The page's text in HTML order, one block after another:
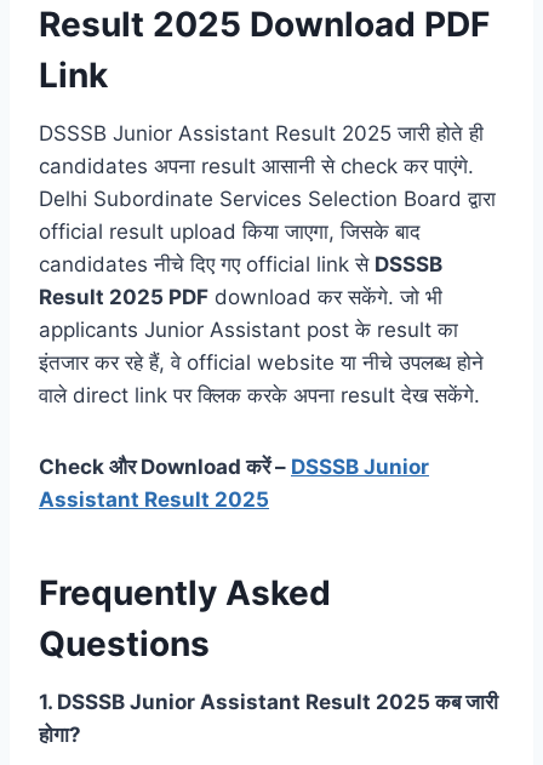
Result 2025 Download PDF
Link
DSSSB Junior Assistant Result 2025 जारी होते ही
candidates अपना result आसानी से check कर पाएंगे.
Delhi Subordinate Services Selection Board द्वारा
official result upload किया जाएगा, जिसके बाद
candidates नीचे दिए गए official link से DSSSB
Result 2025 PDF download कर सकेंगे. जो भी
applicants Junior Assistant post के result का
इंतजार कर रहे हैं, वे official website या नीचे उपलब्ध होने
वाले direct link पर क्लिक करके अपना result देख सकेंगे.
Check और Download करें – DSSSB Junior
Assistant Result 2025
Frequently Asked
Questions
1. DSSSB Junior Assistant Result 2025 कब जारी
होगा?